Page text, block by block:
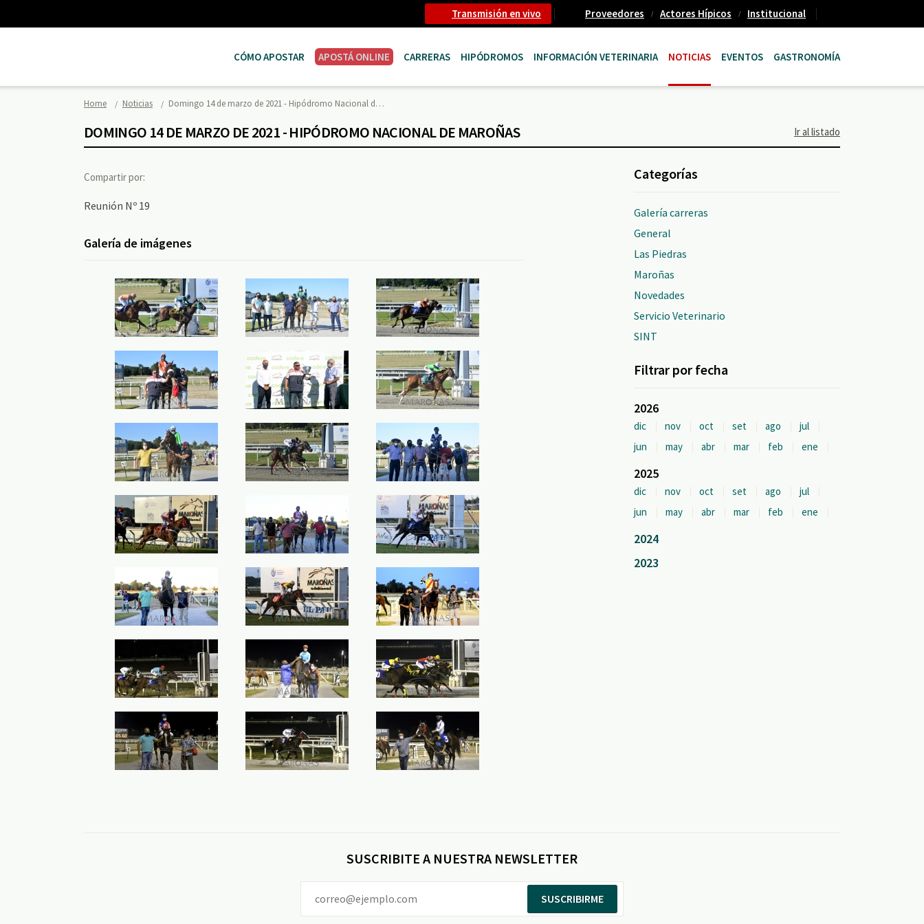
Transmisión en vivo Proveedores Actores Hípicos Institucional
CÓMO APOSTAR APOSTÁ ONLINE CARRERAS HIPÓDROMOS INFORMACIÓN VETERINARIA NOTICIAS EVENTOS GASTRONOMÍA
Home Noticias Domingo 14 de marzo de 2021 - Hipódromo Nacional d…
DOMINGO 14 DE MARZO DE 2021 - HIPÓDROMO NACIONAL DE MAROÑAS Ir al listado
Compartir por:
Reunión Nº 19
Galería de imágenes
Categorías
Galería carreras
General
Las Piedras
Maroñas
Novedades
Servicio Veterinario
SINT
Filtrar por fecha
2026
dic nov oct set ago
jul
jun
may abr mar feb ene
2025
dic nov oct set ago
jul
jun
may abr mar feb ene
2024
2023
SUSCRIBITE A NUESTRA NEWSLETTER
SUSCRIBIRME